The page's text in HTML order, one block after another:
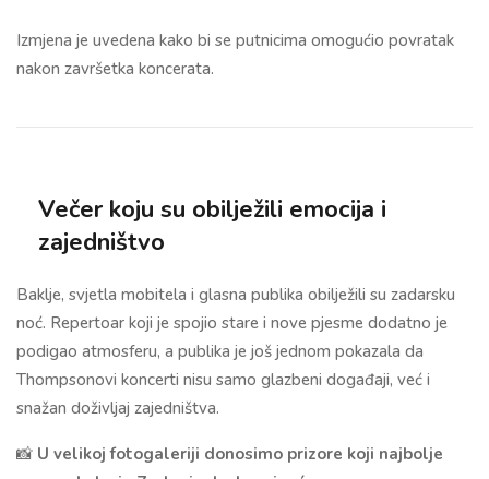
Izmjena je uvedena kako bi se putnicima omogućio povratak
nakon završetka koncerata.
Večer koju su obilježili emocija i
zajedništvo
Baklje, svjetla mobitela i glasna publika obilježili su zadarsku
noć. Repertoar koji je spojio stare i nove pjesme dodatno je
podigao atmosferu, a publika je još jednom pokazala da
Thompsonovi koncerti nisu samo glazbeni događaji, već i
snažan doživljaj zajedništva.
📸 U velikoj fotogaleriji donosimo prizore koji najbolje